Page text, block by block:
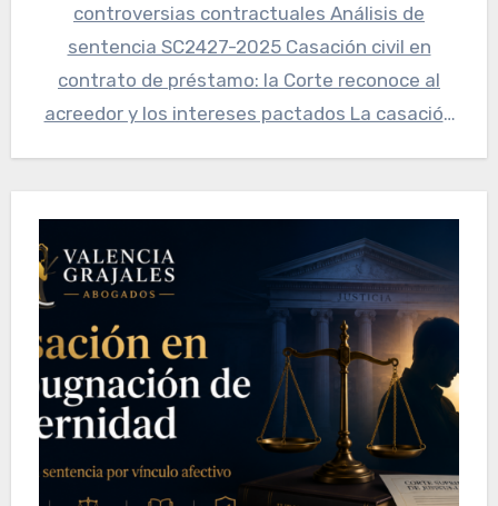
controversias contractuales Análisis de
sentencia SC2427-2025 Casación civil en
contrato de préstamo: la Corte reconoce al
acreedor y los intereses pactados La casación